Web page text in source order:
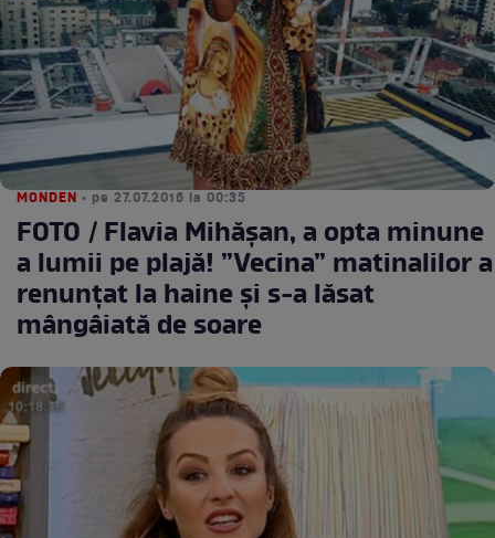
MONDEN • pe 27.07.2016 la 00:35
FOTO / Flavia Mihășan, a opta minune
a lumii pe plajă! ”Vecina” matinalilor a
renunțat la haine și s-a lăsat
mângâiată de soare